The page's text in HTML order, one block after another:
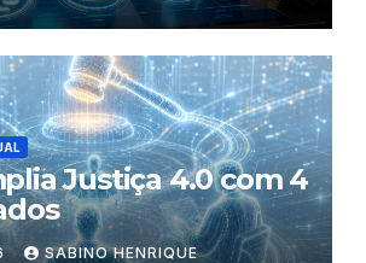
Justiça 4.0 com 4
SABINO HENRIQUE